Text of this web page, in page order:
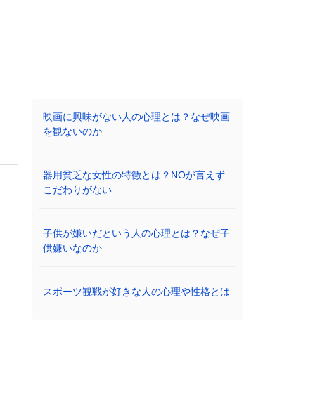
映画に興味がない人の心理とは？なぜ映画
を観ないのか
器用貧乏な女性の特徴とは？NOが言えず
こだわりがない
子供が嫌いだという人の心理とは？なぜ子
供嫌いなのか
スポーツ観戦が好きな人の心理や性格とは